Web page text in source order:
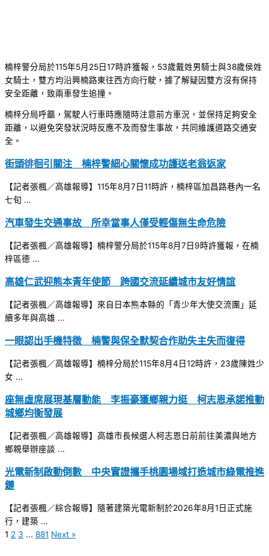
楠梓警分局於115年5月25日17時許獲報，53歲戴姓男騎士與38歲侯姓
女騎士，雙方均沿興楠路東往西方向行駛，據了解疑因雙方沒有保持
安全距離，致兩車發生追撞。
楠梓分局呼籲，駕駛人行車時應隨時注意前方車況，並保持足夠安全
距離，以避免突發狀況時反應不及而發生事故，共同維護道路交通安
全。
街頭徘徊引關注 楠梓警細心關懷成功護送老翁返家
【記者張楓／高雄報導】115年8月7日11時許，楠梓區加昌路巷內一名
七旬 ...
汽車發生交通事故 所幸當事人僅受輕傷無生命危險
【記者張楓／高雄報導】楠梓警分局於115年8月7日9時許獲報，在楠
梓區德 ...
高雄仁武迎熊本青年使節 跨國交流延續城市友好情誼
【記者張楓／高雄報導】來自日本熊本縣的「青少年大使交流團」延
續多年與高雄 ...
一眼認出手機特徵 楠警與保全默契合作助失主失而復得
【記者張楓／高雄報導】楠梓分局於115年8月4日12時許，23歲陳姓少
女 ...
座無虛席展現基層動能 李振豪獲鄉親力挺 柯志恩承諾推動
城鄉均衡發展
【記者張楓／高雄報導】高雄市長候選人柯志恩日前前往美濃與地方
鄉親舉辦座談 ...
光電新制啟動倒數 中央實證攜手桃園場域打造城市綠電推進
鏈
【記者張楓／綜合報導】隨著建築光電新制於2026年8月1日正式施
行，建築 ...
1 2 3 ... 881 Next »